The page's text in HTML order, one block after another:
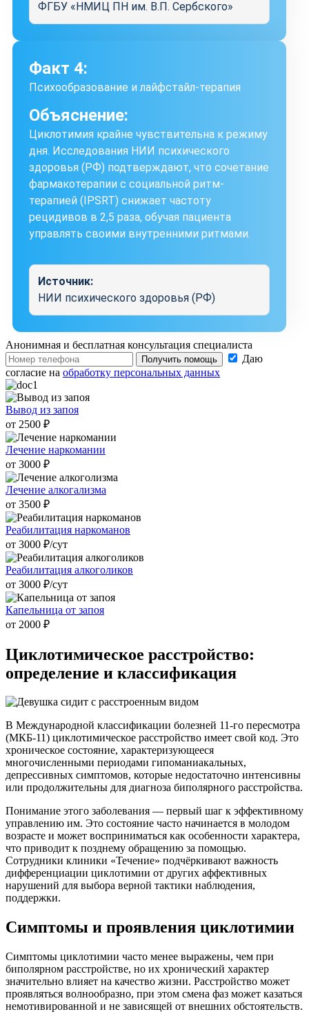
ФГБУ «НМИЦ ПН им. В.П. Сербского»
Факт 4:
Психообразование и лайфстайл-терапия
Объяснение:
Циклотимия крайне чувствительна к режиму
дня. Исследования НИИ психического
здоровья (РФ) подтверждают, что сочетание
фармакотерапии с социальной ритм-
терапией (IPSRT) снижает частоту
рецидивов в 2,5 раза, обучая пациента
управлять своими внутренними ритмами.
Источник:
НИИ психического здоровья (РФ)
Анонимная и бесплатная консультация специалиста
Получить помощь
Даю
согласие на обработку персональных данных
Вывод из запоя
от 2500 ₽
Лечение наркомании
от 3000 ₽
Лечение алкогализма
от 3500 ₽
Реабилитация наркоманов
от 3000 ₽/cут
Реабилитация алкоголиков
от 3000 ₽/cут
Капельница от запоя
от 2000 ₽
Циклотимическое расстройство:
определение и классификация
В Международной классификации болезней 11-го пересмотра
(МКБ-11) циклотимическое расстройство имеет свой код. Это
хроническое состояние, характеризующееся
многочисленными периодами гипоманиакальных,
депрессивных симптомов, которые недостаточно интенсивны
или продолжительны для диагноза биполярного расстройства.
Понимание этого заболевания — первый шаг к эффективному
управлению им. Это состояние часто начинается в молодом
возрасте и может восприниматься как особенности характера,
что приводит к позднему обращению за помощью.
Сотрудники клиники «Течение» подчёркивают важность
дифференциации циклотимии от других аффективных
нарушений для выбора верной тактики наблюдения,
поддержки.
Симптомы и проявления циклотимии
Симптомы циклотимии часто менее выражены, чем при
биполярном расстройстве, но их хронический характер
значительно влияет на качество жизни. Расстройство может
проявляться волнообразно, при этом смена фаз может казаться
немотивированной и не зависящей от внешних обстоятельств.